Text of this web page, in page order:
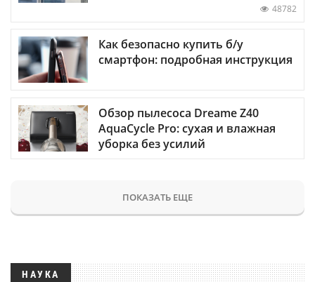
48782
Как безопасно купить б/у
смартфон: подробная инструкция
Обзор пылесоса Dreame Z40
AquaCycle Pro: сухая и влажная
уборка без усилий
ПОКАЗАТЬ ЕЩЕ
НАУКА